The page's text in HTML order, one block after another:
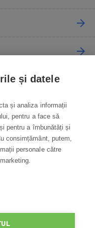
și datele
și analiza informații
pentru a face să
pentru a îmbunătăți și
consimțământ, putem,
personale către